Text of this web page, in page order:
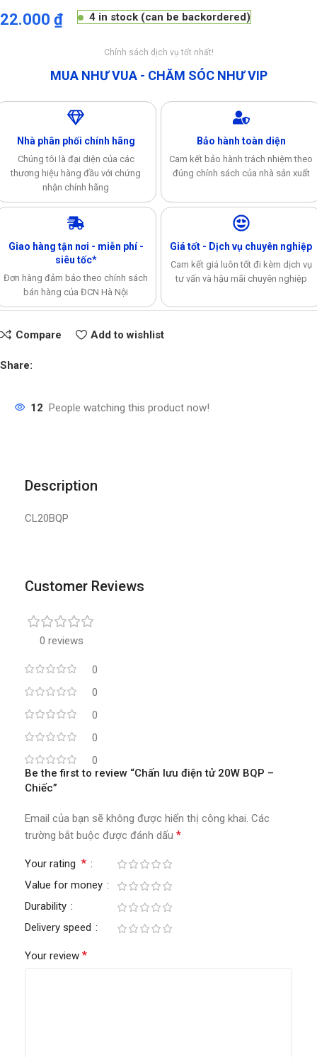
22.000₫ 4 in stock (can be backordered)
Chính sách dịch vụ tốt nhất!
MUA NHƯ VUA - CHĂM SÓC NHƯ VIP
Nhà phân phối chính hãng
Chúng tôi là đại diện của các
thương hiệu hàng đầu với chứng
nhận chính hãng
Bảo hành toàn diện
Cam kết bảo hành trách nhiệm theo
đúng chính sách của nhà sản xuất
Giao hàng tận nơi - miễn phí -
siêu tốc*
Đơn hàng đảm bảo theo chính sách
bán hàng của ĐCN Hà Nội
Giá tốt - Dịch vụ chuyên nghiệp
Cam kết giá luôn tốt đi kèm dịch vụ
tư vấn và hậu mãi chuyên nghiệp
Compare Add to wishlist
Share:
12 People watching this product now!
Description
CL20BQP
Customer Reviews
0 reviews
0
0
0
0
0
Be the first to review “Chấn lưu điện tử 20W BQP –
Chiếc”
Email của bạn sẽ không được hiển thị công khai. Các
trường bắt buộc được đánh dấu *
Your rating *
Value for money
Durability
Delivery speed
Your review *